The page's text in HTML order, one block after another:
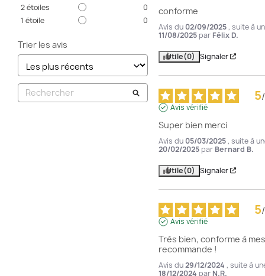
2étoiles
0
1 étoile 0
Trier les avis
conforme
Avis du 02/09/2025, suite à
11/08/2025 par Félix D.
Utile(0) Signaler
5/
Avis vérifié
Super bien merci
Avis du 05/03/2025, suite à
20/02/2025 par Bernard B.
Utile(0) Signaler
5/
Avis vérifié
Très bien, conforme à
recommande !
Avis du29/12/2024 , suite à
18/12/2024 par N.R.